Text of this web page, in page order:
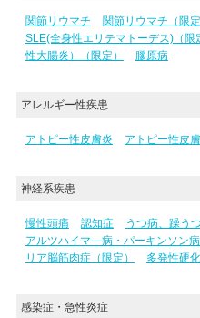
関節リウマチ 関節リウマチ（限定
SLE(全身性エリテマトーデス)（限
性大腸炎）（限定）
膠原病
アレルギー性疾患
アトピー性皮膚炎 アトピー性皮
神経系疾患
慢性頭痛 認知症 うつ病、躁う
アルツハイマ―病・パーキンソン
リア脳筋肉症（限定）
多発性硬
感染症・急性炎症